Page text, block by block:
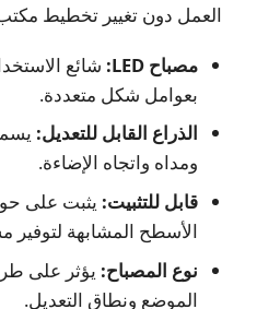
العمل دون تغيير تخطيط
مصباح LED:
شائع
بعوامل شكل متعددة.
الذراع القابل للتعديل:
ومداه واتجاه الإضاءة.
قابل للتثبيت: يثبت على
الأسطح المشابهة لتوفير
نوع المصباح: يؤثر على
الموضع ونطاق التعديل.